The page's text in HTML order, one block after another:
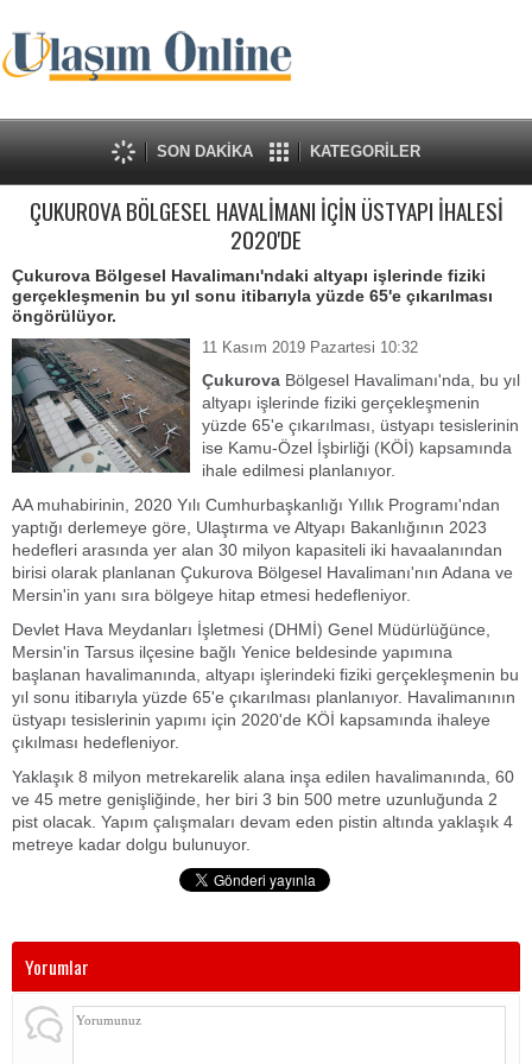
SON DAKİKA KATEGORİLER
ÇUKUROVA BÖLGESEL HAVALİMANI İÇİN ÜSTYAPI İHALESİ
2020'DE
Çukurova Bölgesel Havalimanı'ndaki altyapı işlerinde fiziki
gerçekleşmenin bu yıl sonu itibarıyla yüzde 65'e çıkarılması
öngörülüyor.
11 Kasım 2019 Pazartesi 10:32
Çukurova Bölgesel Havalimanı'nda, bu yıl
altyapı işlerinde fiziki gerçekleşmenin
yüzde 65'e çıkarılması, üstyapı tesislerinin
ise Kamu-Özel İşbirliği (KÖİ) kapsamında
ihale edilmesi planlanıyor.
AA muhabirinin, 2020 Yılı Cumhurbaşkanlığı Yıllık Programı'ndan
yaptığı derlemeye göre, Ulaştırma ve Altyapı Bakanlığının 2023
hedefleri arasında yer alan 30 milyon kapasiteli iki havaalanından
birisi olarak planlanan Çukurova Bölgesel Havalimanı'nın Adana ve
Mersin'in yanı sıra bölgeye hitap etmesi hedefleniyor.
Devlet Hava Meydanları İşletmesi (DHMİ) Genel Müdürlüğünce,
Mersin'in Tarsus ilçesine bağlı Yenice beldesinde yapımına
başlanan havalimanında, altyapı işlerindeki fiziki gerçekleşmenin bu
yıl sonu itibarıyla yüzde 65'e çıkarılması planlanıyor. Havalimanının
üstyapı tesislerinin yapımı için 2020'de KÖİ kapsamında ihaleye
çıkılması hedefleniyor.
Yaklaşık 8 milyon metrekarelik alana inşa edilen havalimanında, 60
ve 45 metre genişliğinde, her biri 3 bin 500 metre uzunluğunda 2
pist olacak. Yapım çalışmaları devam eden pistin altında yaklaşık 4
metreye kadar dolgu bulunuyor.
Yorumlar